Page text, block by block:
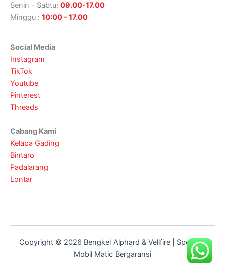
Senin - Sabtu: 09.00-17.00
Minggu : 10:00 - 17.00
Social Media
Instagram
TikTok
Youtube
Pinterest
Threads
Cabang Kami
Kelapa Gading
Bintaro
Padalarang
Lontar
Copyright © 2026 Bengkel Alphard & Vellfire | Spesialis
Mobil Matic Bergaransi